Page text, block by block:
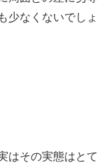
少なくないでしょ
はその実態はとて